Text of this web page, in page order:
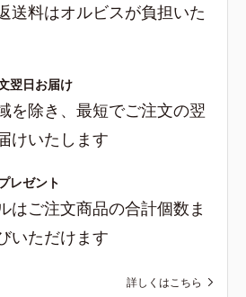
送料はオルビスが負担いた
翌日お届け
を除き、最短でご注文の翌
けいたします
レゼント
はご注文商品の合計個数ま
いただけます
詳しくはこちら